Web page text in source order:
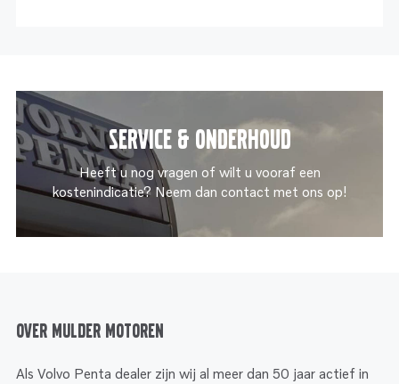
Service & onderhoud
Heeft u nog vragen of wilt u vooraf een
kostenindicatie? Neem dan contact met ons op!
Over Mulder Motoren
Als Volvo Penta dealer zijn wij al meer dan 50 jaar actief in